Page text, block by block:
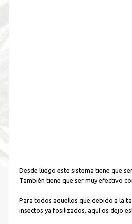
Desde luego este sistema tiene que
También tiene que ser muy efectivo
Para todos aquellos que debido a la
insectos ya fosilizados, aquí os dejo